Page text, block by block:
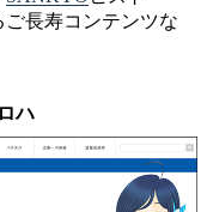
長寿コンテンツな
ハ